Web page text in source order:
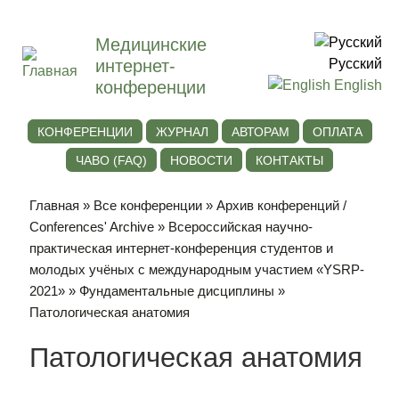
Медицинские
интернет-
конференции
Русский
English
КОНФЕРЕНЦИИ ЖУРНАЛ АВТОРАМ
ОПЛАТА
ЧАВО (FAQ)
НОВОСТИ КОНТАКТЫ
Главная » Все конференции »Архив конференций /
Conferences' Archive » Всероссийская научно-
практическая интернет-конференция студентов и
молодых учёных с международным участием «YSRP-
2021» »Фундаментальные дисциплины »
Патологическая анатомия
Патологическая анатомия